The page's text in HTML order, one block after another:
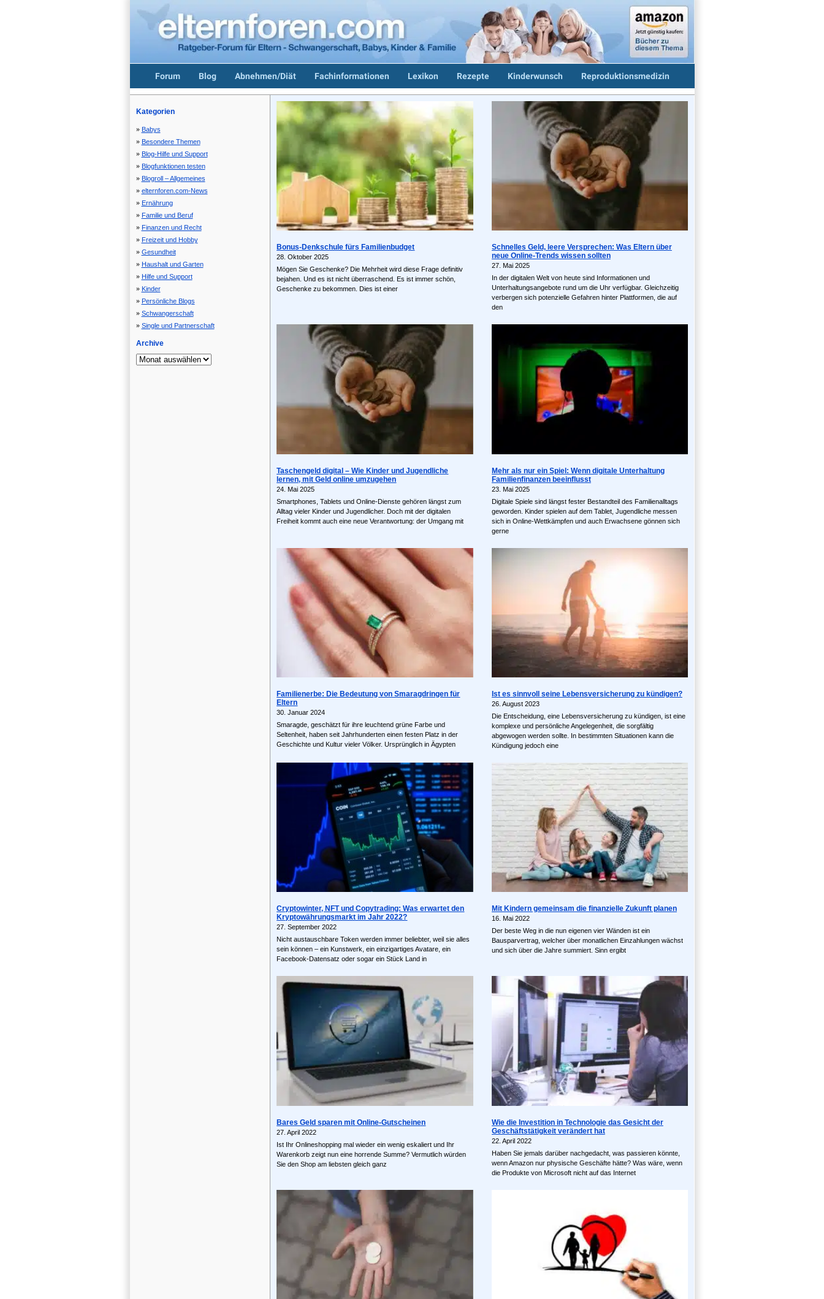
Forum Blog Abnehmen/Diät Fachinformationen Lexikon Rezepte Kinderwunsch Reproduktionsmedizin
Kategorien
Babys
Besondere Themen
Blog-Hilfe und Support
Blogfunktionen testen
Blogroll – Allgemeines
elternforen.com-News
Ernährung
Familie und Beruf
Finanzen und Recht
Freizeit und Hobby
Gesundheit
Haushalt und Garten
Hilfe und Support
Kinder
Persönliche Blogs
Schwangerschaft
Single und Partnerschaft
Archive
Bonus-Denkschule fürs Familienbudget
28. Oktober 2025
Mögen Sie Geschenke? Die Mehrheit wird diese Frage definitiv
bejahen. Und es ist nicht überraschend. Es ist immer schön,
Geschenke zu bekommen. Dies ist einer
Schnelles Geld, leere Versprechen: Was Eltern über
neue Online-Trends wissen sollten
27. Mai 2025
In der digitalen Welt von heute sind Informationen und
Unterhaltungsangebote rund um die Uhr verfügbar. Gleichzeitig
verbergen sich potenzielle Gefahren hinter Plattformen, die auf
den
Taschengeld digital – Wie Kinder und Jugendliche
lernen, mit Geld online umzugehen
24. Mai 2025
Smartphones, Tablets und Online-Dienste gehören längst zum
Alltag vieler Kinder und Jugendlicher. Doch mit der digitalen
Freiheit kommt auch eine neue Verantwortung: der Umgang mit
Mehr als nur ein Spiel: Wenn digitale Unterhaltung
Familienfinanzen beeinflusst
23. Mai 2025
Digitale Spiele sind längst fester Bestandteil des Familienalltags
geworden. Kinder spielen auf dem Tablet, Jugendliche messen
sich in Online-Wettkämpfen und auch Erwachsene gönnen sich
gerne
Familienerbe: Die Bedeutung von Smaragdringen für
Eltern
30. Januar 2024
Smaragde, geschätzt für ihre leuchtend grüne Farbe und
Seltenheit, haben seit Jahrhunderten einen festen Platz in der
Geschichte und Kultur vieler Völker. Ursprünglich in Ägypten
Ist es sinnvoll seine Lebensversicherung zu kündigen?
26. August 2023
Die Entscheidung, eine Lebensversicherung zu kündigen, ist eine
komplexe und persönliche Angelegenheit, die sorgfältig
abgewogen werden sollte. In bestimmten Situationen kann die
Kündigung jedoch eine
Cryptowinter, NFT und Copytrading: Was erwartet den
Kryptowährungsmarkt im Jahr 2022?
27. September 2022
Nicht austauschbare Token werden immer beliebter, weil sie alles
sein können – ein Kunstwerk, ein einzigartiges Avatare, ein
Facebook-Datensatz oder sogar ein Stück Land in
Mit Kindern gemeinsam die finanzielle Zukunft planen
16. Mai 2022
Der beste Weg in die nun eigenen vier Wänden ist ein
Bausparvertrag, welcher über monatlichen Einzahlungen wächst
und sich über die Jahre summiert. Sinn ergibt
Bares Geld sparen mit Online-Gutscheinen
27. April 2022
Ist Ihr Onlineshopping mal wieder ein wenig eskaliert und Ihr
Warenkorb zeigt nun eine horrende Summe? Vermutlich würden
Sie den Shop am liebsten gleich ganz
Wie die Investition in Technologie das Gesicht der
Geschäftstätigkeit verändert hat
22. April 2022
Haben Sie jemals darüber nachgedacht, was passieren könnte,
wenn Amazon nur physische Geschäfte hätte? Was wäre, wenn
die Produkte von Microsoft nicht auf das Internet